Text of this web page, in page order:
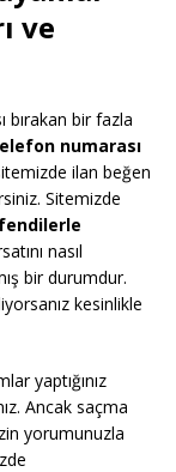
ve
bırakan bir fazla
numarası
ilan beğen
Sitemizde
nasıl
bir durumdur.
kesinlikle
yaptığınız
Ancak saçma
yorumunuzla